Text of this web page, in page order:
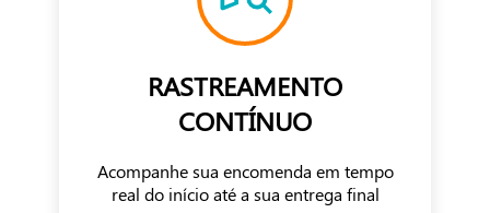
RASTREAMENTO
CONTÍNUO
Acompanhe sua encomenda em tempo
real do início até a sua entrega final